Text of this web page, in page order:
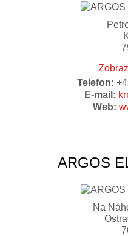
Telefon:
E-mail:
Web:
ARGOS
Na